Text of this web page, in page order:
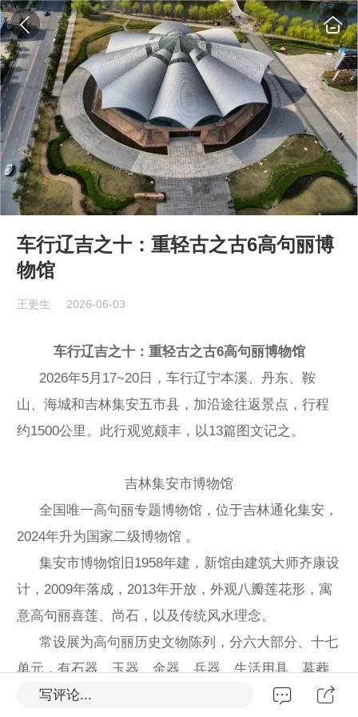
​车行辽吉之十：重轻古之古6高句丽博
物馆
王更生 2026-06-03
车行辽吉之十：重轻古之古6高句丽博物馆
2026年5月17~20日，车行辽宁本溪、丹东、鞍
山、海城和吉林集安五市县，加沿途往返景点，行程
约1500公里。此行观览颇丰，以13篇图文记之。
吉林集安市博物馆
全国唯一高句丽专题博物馆，位于吉林通化集安，
2024年升为国家二级博物馆 。
集安市博物馆旧1958年建，新馆由建筑大师齐康设
计，2009年落成，2013年开放，外观八瓣莲花形，寓
意高句丽喜莲、尚石，以及传统风水理念。
常设展为高句丽历史文物陈列，分六大部分、十七
单元，有石器、玉器、金器、兵器、生活用具、墓葬
模型、墓葬壁画摹本、好太王碑拓片全文、碑刻研究
写评论...